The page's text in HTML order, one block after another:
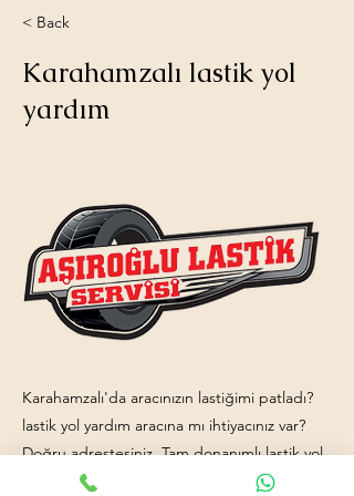
< Back
Karahamzalı lastik yol
yardım
Karahamzalı'da aracınızın lastiğimi patladı?
lastik yol yardım aracına mı ihtiyacınız var?
Doğru adrestesiniz. Tam donanımlı lastik yol
yardım aracımız ve işinde uzman ekip